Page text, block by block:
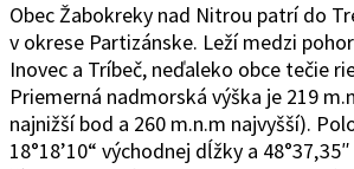
Obec Žabokreky nad Nitrou patrí do
v okrese Partizánske. Leží medzi
Inovec a Tríbeč, neďaleko obce tečie
Priemerná nadmorská výška je 219
najnižší bod a 260 m.n.m najvyšší).
18°18’10“ východnej dĺžky a 48°37‚